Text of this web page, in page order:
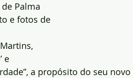
Palma
e fotos de
e
a propósito do seu